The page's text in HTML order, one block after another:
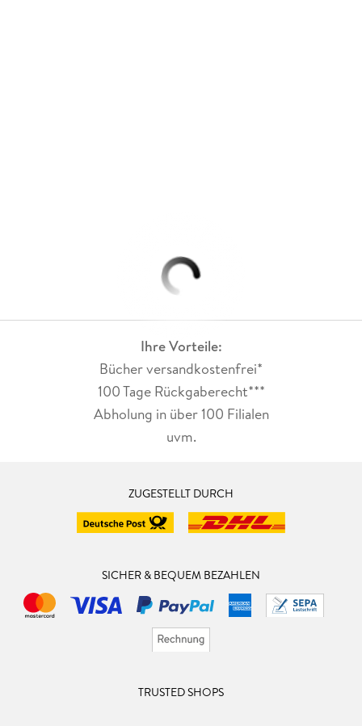
Ihre Vorteile:
Bücher versandkostenfrei*
100 Tage Rückgaberecht***
Abholung in über 100 Filialen
uvm.
ZUGESTELLT DURCH
SICHER & BEQUEM BEZAHLEN
TRUSTED SHOPS